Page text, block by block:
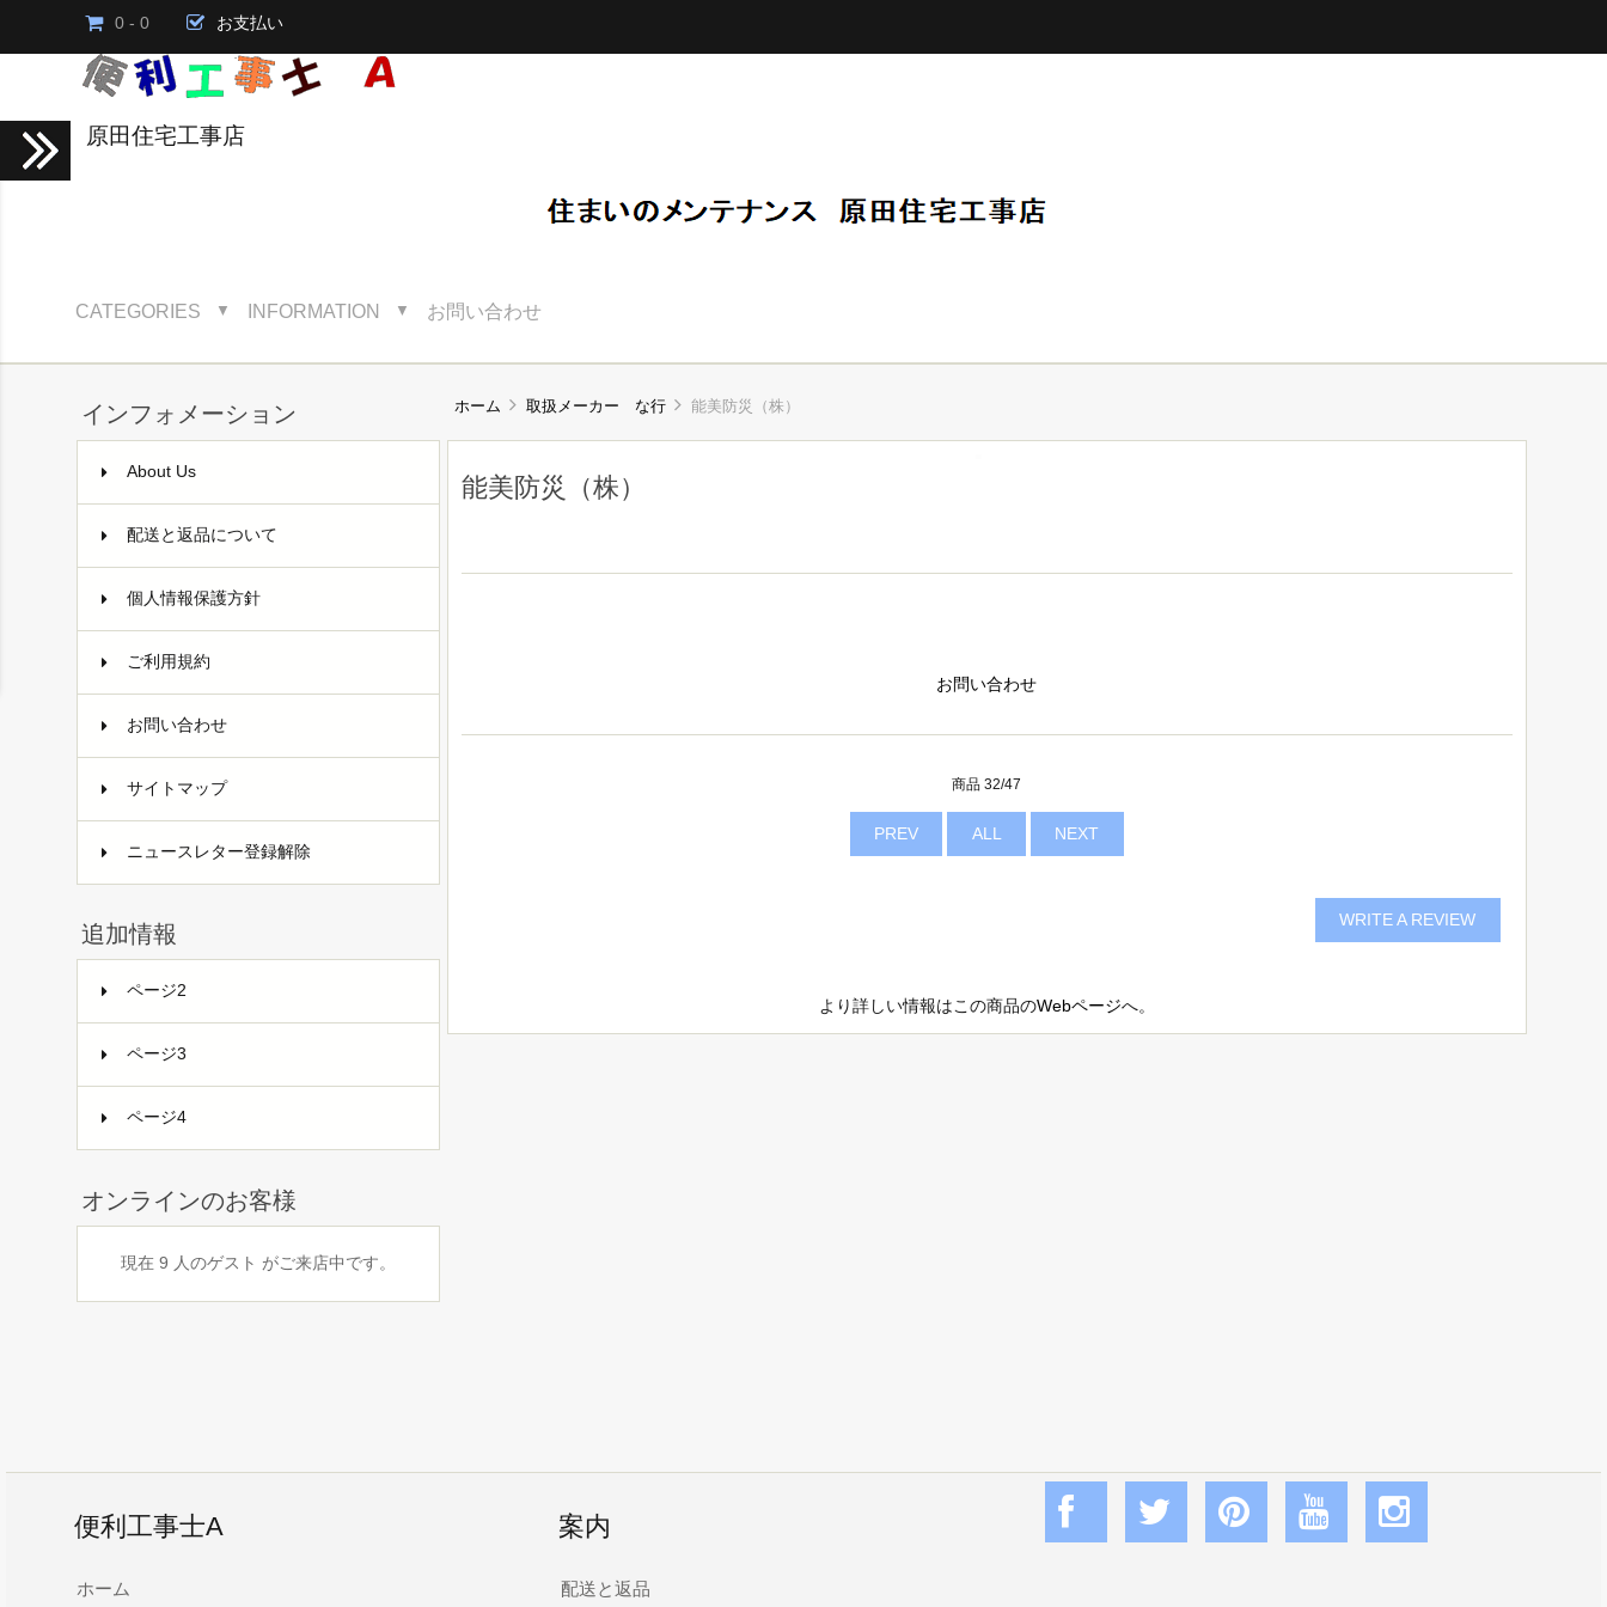
0 - 0 お支払い
原田住宅工事店
CATEGORIES ▼ INFORMATION ▼ お問い合わせ
インフォメーション
About Us
配送と返品について
個人情報保護方針
ご利用規約
お問い合わせ
サイトマップ
ニュースレター登録解除
追加情報
ページ2
ページ3
ページ4
オンラインのお客様
現在 9 人のゲスト がご来店中です。
ホーム 取扱メーカー な行 能美防災（株）
能美防災（株）
お問い合わせ
商品 32/47
PREV ALL NEXT
WRITE A REVIEW
より詳しい情報はこの商品のWebページへ。
便利工事士A
ホーム
案内
配送と返品